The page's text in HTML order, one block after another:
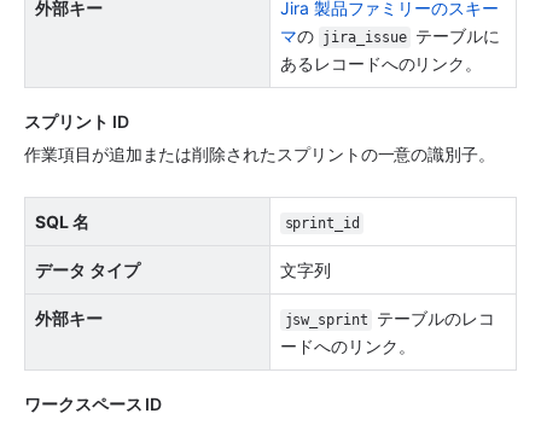
外部キー
Jira 製品ファミリーのスキー
マの jira_issue テーブルに
あるレコードへのリンク。
スプリント ID
作業項目が追加または削除されたスプリントの一意の識別子。
SQL 名 sprint_id
データ タイプ 文字列
外部キー jsw_sprint
テーブルのレコ
ードへのリンク。
ワークスペース ID